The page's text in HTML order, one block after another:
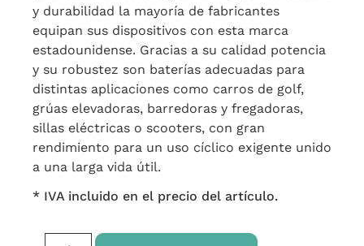
y durabilidad la mayoría de fabricantes
equipan sus dispositivos con esta marca
estadounidense. Gracias a su calidad potencia
y su robustez son baterías adecuadas para
distintas aplicaciones como carros de golf,
grúas elevadoras, barredoras y fregadoras,
sillas eléctricas o scooters, con gran
rendimiento para un uso cíclico exigente unido
a una larga vida útil.
* IVA incluido en el precio del artículo.